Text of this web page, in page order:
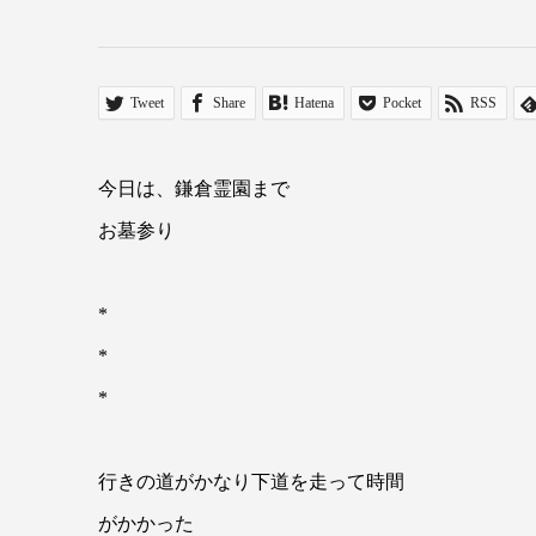
Tweet Share Hatena Pocket RSS
今日は、鎌倉霊園まで
お墓参り
*
*
*
行きの道がかなり下道を走って時間
がかかった